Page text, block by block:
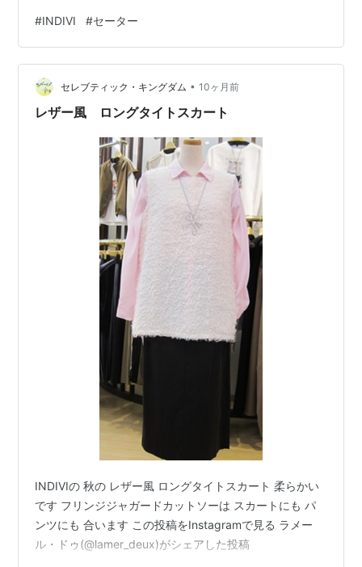
#INDIVI #セーター
セレブティック・キングダム • 10ヶ月前
レザー風 ロングタイトスカート
INDIVIの 秋の レザー風 ロングタイトスカート 柔らかい
です フリンジジャガードカットソーは スカートにも パ
ンツにも 合います この投稿をInstagramで見る ラメー
ル・ドゥ(@lamer_deux)がシェアした投稿